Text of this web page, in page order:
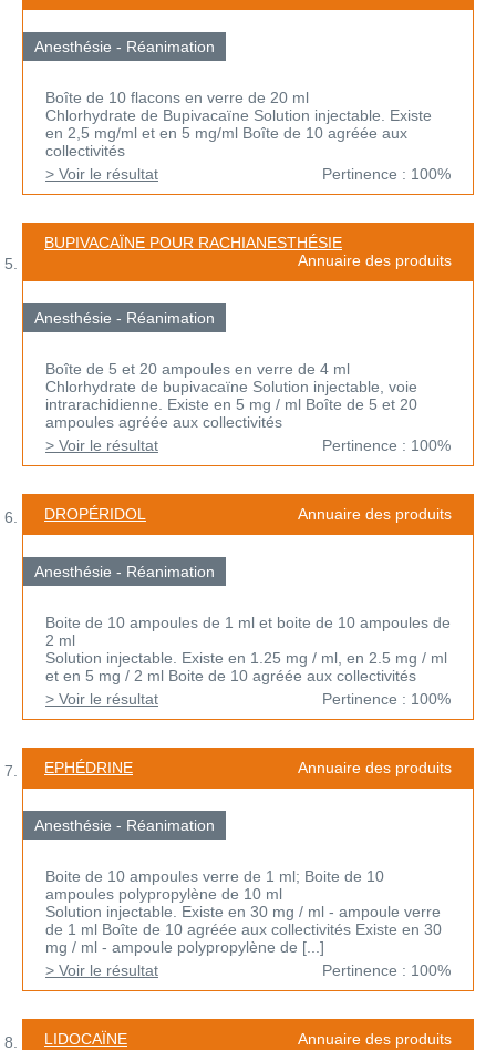
Anesthésie - Réanimation
Boîte de 10 flacons en verre de 20 ml
Chlorhydrate de Bupivacaïne Solution injectable. Existe
en 2,5 mg/ml et en 5 mg/ml Boîte de 10 agréée aux
collectivités
> Voir le résultat
Pertinence : 100%
BUPIVACAÏNE POUR RACHIANESTHÉSIE
Annuaire des produits
Anesthésie - Réanimation
Boîte de 5 et 20 ampoules en verre de 4 ml
Chlorhydrate de bupivacaïne Solution injectable, voie
intrarachidienne. Existe en 5 mg / ml Boîte de 5 et 20
ampoules agréée aux collectivités
> Voir le résultat
Pertinence : 100%
DROPÉRIDOL Annuaire des produits
Anesthésie - Réanimation
Boite de 10 ampoules de 1 ml et boite de 10 ampoules de
2 ml
Solution injectable. Existe en 1.25 mg / ml, en 2.5 mg / ml
et en 5 mg / 2 ml Boite de 10 agréée aux collectivités
> Voir le résultat
Pertinence : 100%
EPHÉDRINE Annuaire des produits
Anesthésie - Réanimation
Boite de 10 ampoules verre de 1 ml; Boite de 10
ampoules polypropylène de 10 ml
Solution injectable. Existe en 30 mg / ml - ampoule verre
de 1 ml Boîte de 10 agréée aux collectivités Existe en 30
mg / ml - ampoule polypropylène de [...]
> Voir le résultat
Pertinence : 100%
LIDOCAÏNE Annuaire des produits